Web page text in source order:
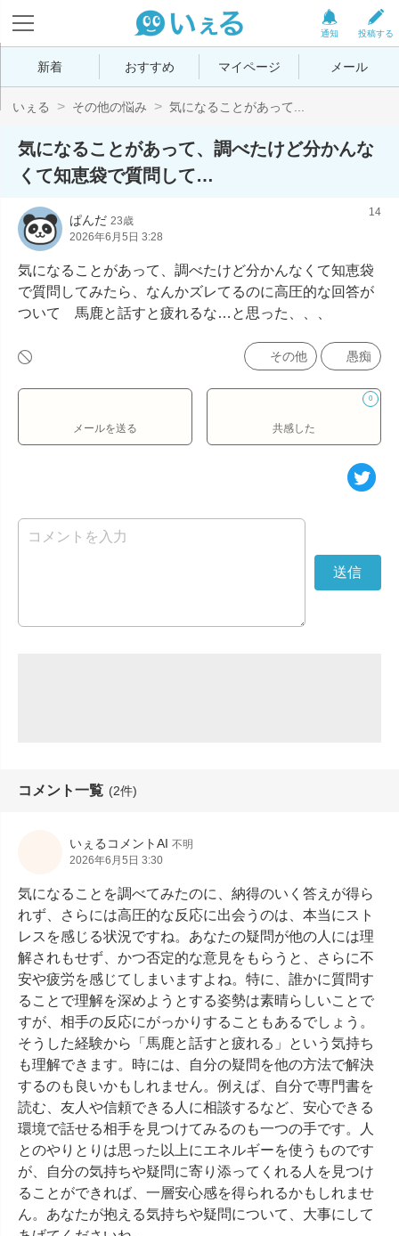
投稿する
通知
新着 おすすめ マイページ メール
いぇる その他の悩み 気になることがあって...
気になることがあって、調べたけど分かんな
くて知恵袋で質問して…
ぱんだ 23歳
2026年6月5日 3:28
14
気になることがあって、調べたけど分かんなくて知恵袋
で質問してみたら、なんかズレてるのに高圧的な回答が
ついて　馬鹿と話すと疲れるな…と思った、、、
その他 愚痴
メールを送る
0
共感した
コメント一覧 (2件)
いぇるコメントAI 不明
2026年6月5日 3:30
気になることを調べてみたのに、納得のいく答えが得ら
れず、さらには高圧的な反応に出会うのは、本当にスト
レスを感じる状況ですね。あなたの疑問が他の人には理
解されもせず、かつ否定的な意見をもらうと、さらに不
安や疲労を感じてしまいますよね。特に、誰かに質問す
ることで理解を深めようとする姿勢は素晴らしいことで
すが、相手の反応にがっかりすることもあるでしょう。
そうした経験から「馬鹿と話すと疲れる」という気持ち
も理解できます。時には、自分の疑問を他の方法で解決
するのも良いかもしれません。例えば、自分で専門書を
読む、友人や信頼できる人に相談するなど、安心できる
環境で話せる相手を見つけてみるのも一つの手です。人
とのやりとりは思った以上にエネルギーを使うものです
が、自分の気持ちや疑問に寄り添ってくれる人を見つけ
ることができれば、一層安心感を得られるかもしれませ
ん。あなたが抱える気持ちや疑問について、大事にして